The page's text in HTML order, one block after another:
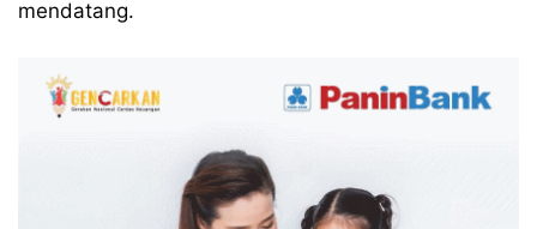
mendatang.